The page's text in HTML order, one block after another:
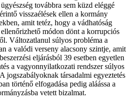
továbbra sem küzd eléggé
visszaélések ellen a kormány
amit tetéz, hogy a vádhatóság
módon dönt a korrupciós
Változatlanul súlyos probléma a
a valódi verseny alacsony szintje, amit
eljárásból 39 esetben egyetlen
a vagyonnyilatkozati rendszer súlyos
jogszabályoknak társadalmi egyeztetés
történő elfogadása pedig aláássa a
vetett bizalmat.